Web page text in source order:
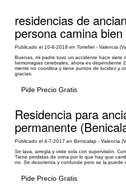
residencias de
persona camina
Publicado el 10-8-2018 en Torrefiel - Valencia
Buenas, mi padre tuvo un accidente hace siete
hemorragias cerebrales, ahora es dependiente
mente no coordina y tiene puntos de lucidez y
gracias.
Pide Precio Gratis
Residencia para
permanente
Publicado el 4-7-2017 en Benicalap - Valencia
Se lava, arregla y viste sola con supervisión.
Tiene perdidas de orina por lo que hay que
no. Se desorienta y confunde pero se la puede
Pide Precio Gratis